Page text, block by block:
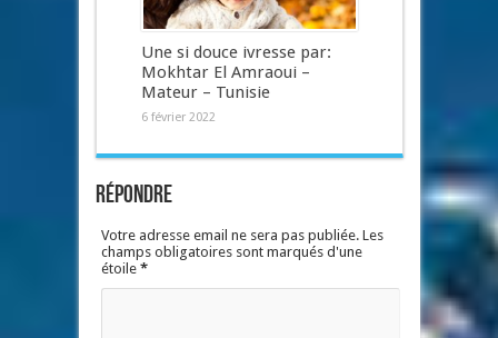
Une si douce ivresse par:
Mokhtar El Amraoui –
Mateur – Tunisie
6 février 2022
Répondre
Votre adresse email ne sera pas publiée. Les
champs obligatoires sont marqués d'une
étoile *